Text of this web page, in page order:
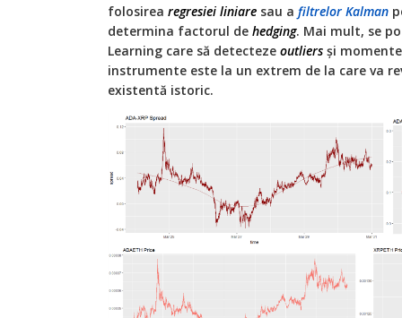
folosirea regresiei liniare sau a filtrelor Kalman
determina factorul de hedging. Mai mult, se
Learning care să detecteze outliers şi
instrumente este la un extrem de la care va
existentă istoric.